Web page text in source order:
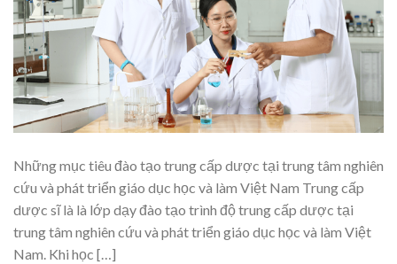
Những mục tiêu đào tạo trung cấp dược tại trung tâm nghiên
cứu và phát triển giáo dục học và làm Việt Nam Trung cấp
dược sĩ là là lớp dạy đào tạo trình độ trung cấp dược tại
trung tâm nghiên cứu và phát triển giáo dục học và làm Việt
Nam. Khi học […]